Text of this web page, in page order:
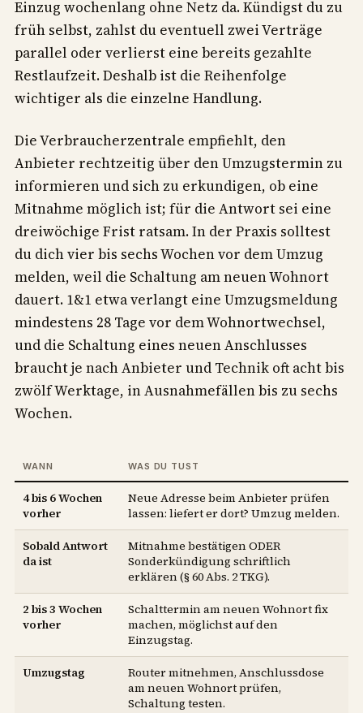
Einzug wochenlang ohne Netz da. Kündigst du zu
früh selbst, zahlst du eventuell zwei Verträge
parallel oder verlierst eine bereits gezahlte
Restlaufzeit. Deshalb ist die Reihenfolge
wichtiger als die einzelne Handlung.
Die Verbraucherzentrale empfiehlt, den
Anbieter rechtzeitig über den Umzugstermin zu
informieren und sich zu erkundigen, ob eine
Mitnahme möglich ist; für die Antwort sei eine
dreiwöchige Frist ratsam. In der Praxis solltest
du dich vier bis sechs Wochen vor dem Umzug
melden, weil die Schaltung am neuen Wohnort
dauert. 1&1 etwa verlangt eine Umzugsmeldung
mindestens 28 Tage vor dem Wohnortwechsel,
und die Schaltung eines neuen Anschlusses
braucht je nach Anbieter und Technik oft acht bis
zwölf Werktage, in Ausnahmefällen bis zu sechs
Wochen.
WANN WAS DU TUST
4 bis 6 Wochen
vorher
Neue Adresse beim Anbieter prüfen
lassen: liefert er dort? Umzug melden.
Sobald Antwort
da ist
Mitnahme bestätigen ODER
Sonderkündigung schriftlich
erklären (§ 60 Abs. 2 TKG).
2 bis 3 Wochen
vorher
Schalttermin am neuen Wohnort fix
machen, möglichst auf den
Einzugstag.
Umzugstag
Router mitnehmen, Anschlussdose
am neuen Wohnort prüfen,
Schaltung testen.